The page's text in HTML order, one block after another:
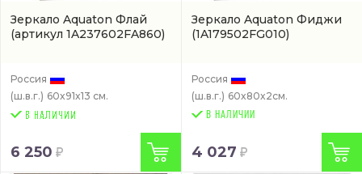
Зеркало Aquaton Флай
(артикул 1A237602FA860)
Россия
(ш.в.г.) 60x91x13 см.
6 250
Зеркало Aquaton Фиджи
(1A179502FG010)
Россия
(ш.в.г.) 60x80x2см.
В НАЛИЧИИ
4 027